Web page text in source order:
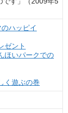
ハッピイ
ゼント
ほいパークでの
遊ぶの巻